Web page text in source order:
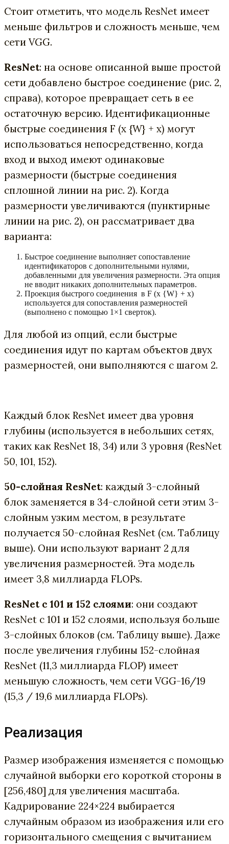
Стоит отметить, что модель ResNet имеет
меньше фильтров и сложность меньше, чем
сети VGG.
ResNet: на основе описанной выше простой
сети добавлено быстрое соединение (рис. 2,
справа), которое превращает сеть в ее
остаточную версию. Идентификационные
быстрые соединения F (x {W} + x) могут
использоваться непосредственно, когда
вход и выход имеют одинаковые
размерности (быстрые соединения
сплошной линии на рис. 2). Когда
размерности увеличиваются (пунктирные
линии на рис. 2), он рассматривает два
варианта:
Быстрое соединение выполняет сопоставление
идентификаторов с дополнительными нулями,
добавленными для увеличения размерности. Эта опция
не вводит никаких дополнительных параметров.
Проекция быстрого соединения в F (x {W} + x)
используется для сопоставления размерностей
(выполнено с помощью 1×1 сверток).
Для любой из опций, если быстрые
соединения идут по картам объектов двух
размерностей, они выполняются с шагом 2.
Каждый блок ResNet имеет два уровня
глубины (используется в небольших сетях,
таких как ResNet 18, 34) или 3 уровня (ResNet
50, 101, 152).
50-слойная ResNet: каждый 3-слойный
блок заменяется в 34-слойной сети этим 3-
слойным узким местом, в результате
получается 50-слойная ResNet (см. Таблицу
выше). Они используют вариант 2 для
увеличения размерностей. Эта модель
имеет 3,8 миллиарда FLOPs.
ResNet с 101 и 152 слоями: они создают
ResNet с 101 и 152 слоями, используя больше
3-слойных блоков (см. Таблицу выше). Даже
после увеличения глубины 152-слойная
ResNet (11,3 миллиарда FLOP) имеет
меньшую сложность, чем сети VGG-16/19
(15,3 / 19,6 миллиарда FLOPs).
Реализация
Размер изображения изменяется с помощью
случайной выборки его короткой стороны в
[256,480] для увеличения масштаба.
Кадрирование 224×224 выбирается
случайным образом из изображения или его
горизонтального смещения с вычитанием